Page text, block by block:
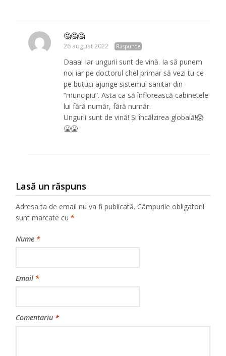
🤔🤔🤔
26 august 2022 Răspunde
Daaa! Iar ungurii sunt de vină. Ia să punem
noi iar pe doctorul chel primar să vezi tu ce
pe butuci ajunge sistemul sanitar din
“muncipiu”. Asta ca să înflorească cabinetele
lui fără număr, fără număr.
Ungurii sunt de vină! Și încălzirea globală!😱
🤮🤮
Lasă un răspuns
Adresa ta de email nu va fi publicată. Câmpurile obligatorii
sunt marcate cu*
Nume *
Email *
Comentariu *